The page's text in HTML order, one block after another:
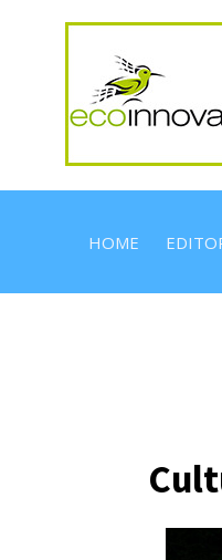
HOME